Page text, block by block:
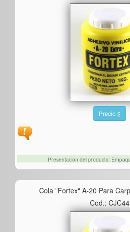
Precio $
Presentación del producto:
Cola "fortex" A-20 Para
Cod.: CJC44